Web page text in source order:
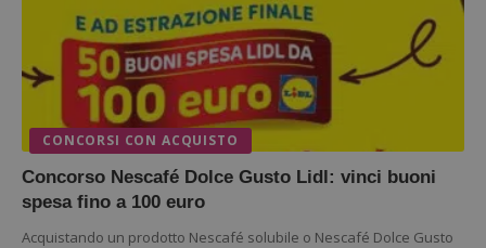
CONCORSI CON ACQUISTO
Concorso Nescafé Dolce Gusto Lidl: vinci buoni
spesa fino a 100 euro
Acquistando un prodotto Nescafé solubile o Nescafé Dolce Gusto